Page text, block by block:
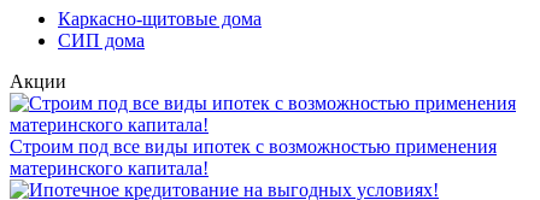
Каркасно-щитовые дома
СИП дома
Акции
Строим под все виды ипотек с возможностью применения
материнского капитала!